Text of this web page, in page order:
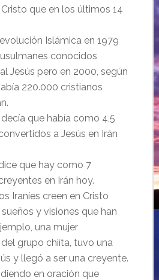
que en los últimos 14
Islámica en 1979
conocidos
Jesús pero en 2000, según
220.000 cristianos
que había como 4,5
a Jesús en Irán
que hay como 7
en Irán hoy.
Iraníes creen en Cristo
y visiones que han
una mujer
grupo chiíta, tuvo una
y llegó a ser una creyente.
en oración que